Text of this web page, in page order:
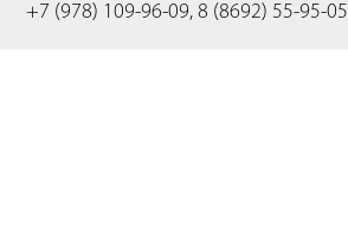
+7 (978) 109-96-09, 8 (8692) 55-95-05